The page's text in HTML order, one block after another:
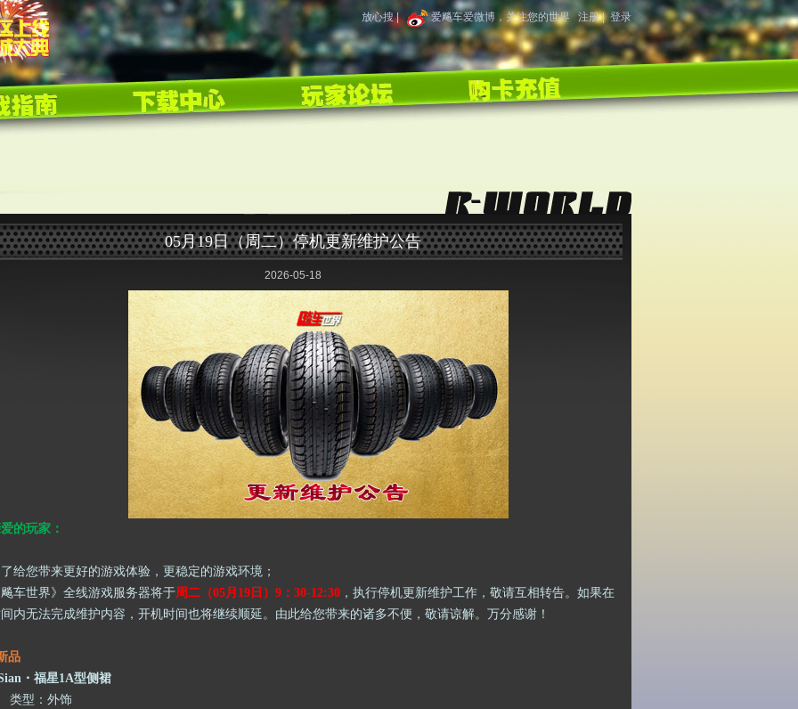
放心搜| 爱飚车爱微博，关注您的世界 注册| 登录
05月19日（周二）停机更新维护公告
2026-05-18
的玩家：
给您带来更好的游戏体验，更稳定的游戏环境；
车世界》全线游戏服务器将于周二（05月 19 日） 9 ： 30-12:30 ，执行停机更新维护工作，敬请互相转告。如果在
内无法完成维护内容，开机时间也将继续顺延。由此给您带来的诸多不便，敬请谅解。万分感谢！
品
・福星1A型侧裙
类型： 外饰